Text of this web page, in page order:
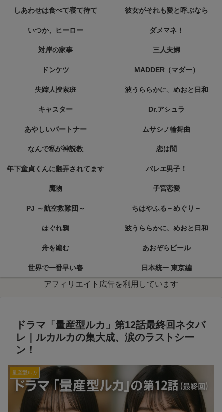
しあわせは食べて寝て待て 彼女がそれも愛と呼ぶなら
いつか、ヒーロー ダメマネ！
対岸の家事 三人夫婦
ドンケツ MADDER（マダー）
失踪人捜索班 波うららかに、めおと日和
キャスター Dr.アシュラ
あやしいパートナー ムサシノ輪舞曲
なんで私が神説教 恋は闇
年下童貞くんに翻弄されてます バレエ男子！
魔物 子宮恋愛
PJ ～航空救難団～ ちはやふる－めぐり－
はぐれ鴉 波うららかに、めおと日和
舟を編む あおぞらビール
世界で一番早い春 日本統一 東京編
アフィリエイト広告を利用しています
ドラマ「量産型ルカ」第12話最終回ネタバ
レ｜ルカルカの集大成、涙のラストシー
ン！
量産型ルカ